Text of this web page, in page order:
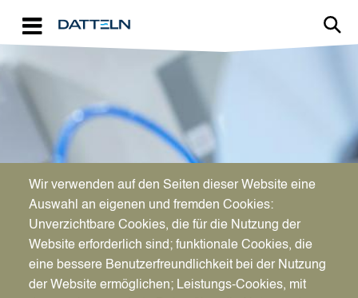
WIRTSCHAFTSFÖRDERUNG
Aktuelles für Unternehmen
Wir verwenden auf den Seiten dieser Website eine
Auswahl an eigenen und fremden Cookies:
Unverzichtbare Cookies, die für die Nutzung der
Website erforderlich sind; funktionale Cookies, die
eine bessere Benutzerfreundlichkeit bei der Nutzung
der Website ermöglichen; Leistungs-Cookies, mit